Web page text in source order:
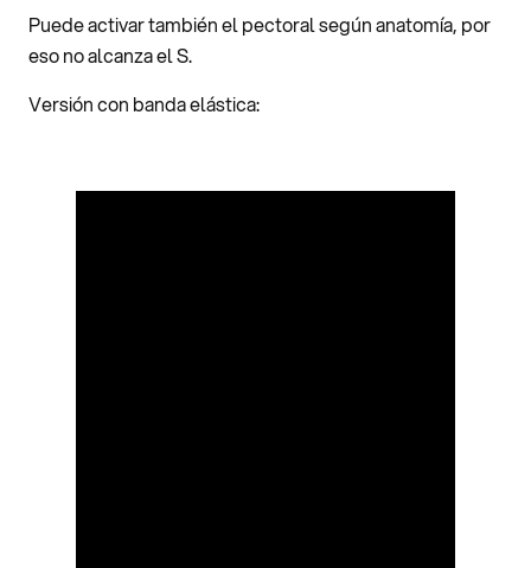
Puede activar también el pectoral según anatomía, por
eso no alcanza el S.
Versión con banda elástica: